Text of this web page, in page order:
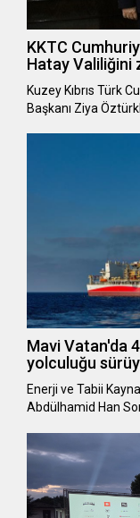
KKTC
Hatay Valiliğini
Kuzey Kıbrıs Türk
Başkanı Ziya
Mavi Vatan'da
yolculuğu
Enerji ve Tabii
Abdülhamid Han